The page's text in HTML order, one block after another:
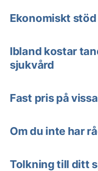
Ekonomiskt
Ibland kostar
sjukvård
Fast pris på
Om du inte har
Tolkning till ditt